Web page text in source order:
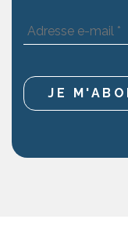
Adresse
e-
*